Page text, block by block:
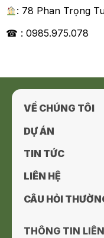
: 78 Phan Trọng
☎ : 0985.975.078
VỀ CHÚNG TÔI
DỰ ÁN
TIN TỨC
LIÊN HỆ
CÂU HỎI
THÔNG TIN